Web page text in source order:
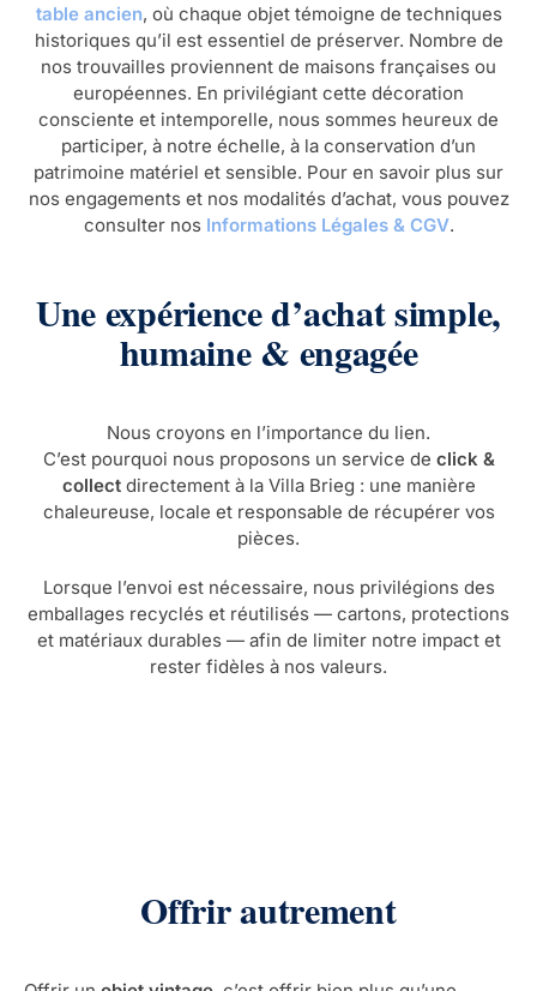
table ancien, où chaque objet témoigne de techniques
historiques qu’il est essentiel de préserver. Nombre de
nos trouvailles proviennent de maisons françaises ou
européennes. En privilégiant cette décoration
consciente et intemporelle, nous sommes heureux de
participer, à notre échelle, à la conservation d’un
patrimoine matériel et sensible. Pour en savoir plus sur
nos engagements et nos modalités d’achat, vous pouvez
consulter nos Informations Légales & CGV.
Une expérience d’achat simple,
humaine & engagée
Nous croyons en l’importance du lien.
C’est pourquoi nous proposons un service de click &
collectdirectement à la Villa Brieg : une manière
chaleureuse, locale et responsable de récupérer vos
pièces.
Lorsque l’envoi est nécessaire, nous privilégions des
emballages recyclés et réutilisés — cartons, protections
et matériaux durables — afin de limiter notre impact et
rester fidèles à nos valeurs.
Offrir autrement